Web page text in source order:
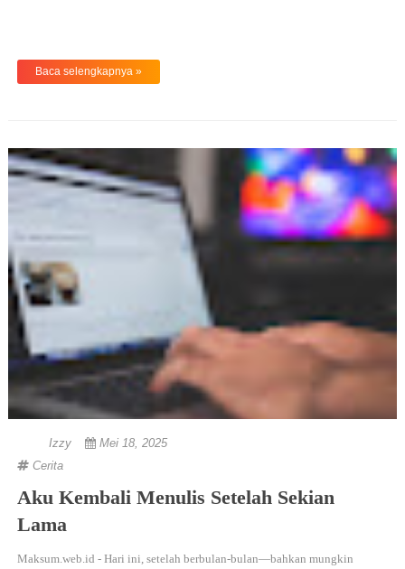
Baca selengkapnya »
Izzy
Mei 18, 2025
Cerita
Aku Kembali Menulis Setelah Sekian
Lama
Maksum.web.id - Hari ini, setelah berbulan-bulan—bahkan mungkin